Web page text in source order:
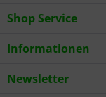
Shop Service
Informationen
Newsletter